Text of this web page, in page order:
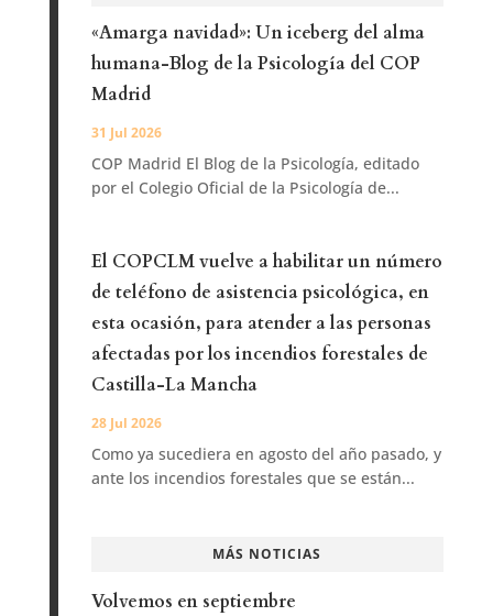
«Amarga navidad»: Un iceberg del alma
humana-Blog de la Psicología del COP
Madrid
31 Jul 2026
COP Madrid El Blog de la Psicología, editado
por el Colegio Oficial de la Psicología de...
El COPCLM vuelve a habilitar un número
de teléfono de asistencia psicológica, en
esta ocasión, para atender a las personas
afectadas por los incendios forestales de
Castilla-La Mancha
28 Jul 2026
Como ya sucediera en agosto del año pasado, y
ante los incendios forestales que se están...
MÁS NOTICIAS
Volvemos en septiembre